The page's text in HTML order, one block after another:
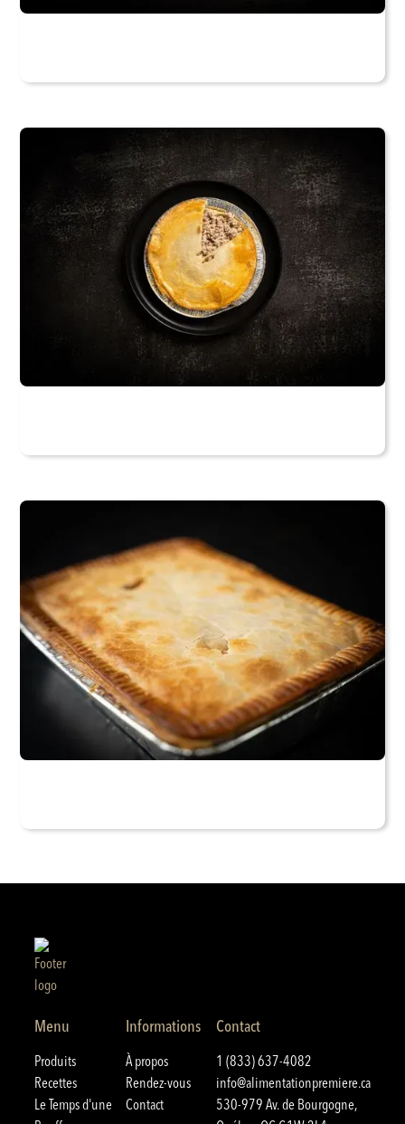
Menu
Produits
Recettes
Le Temps d'une
Informations
À propos
Rendez-vous
Contact
Contact
1 (833) 637-4082
info@alimentationpremiere.ca
530-979 Av. de Bourgogne,